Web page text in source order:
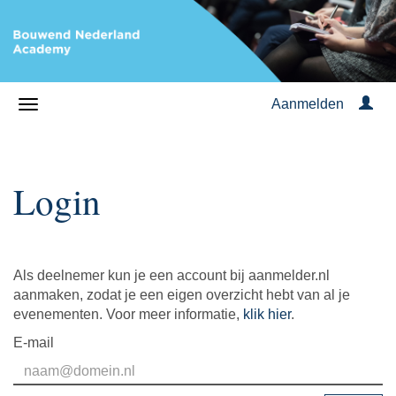
Aanmelden
Login
Als deelnemer kun je een account bij aanmelder.nl
aanmaken, zodat je een eigen overzicht hebt van al je
evenementen. Voor meer informatie, klik hier.
E-mail